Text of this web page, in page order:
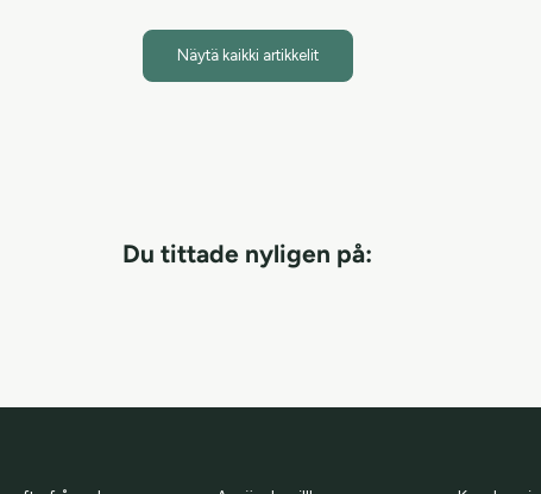
Näytä kaikki artikkelit
Du tittade nyligen på: